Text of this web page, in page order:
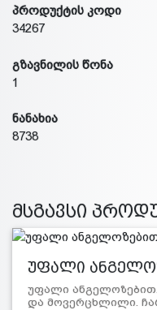
პროდუქტის კოდი
34267
გზავნილის წონა
1
ნანახია
8738
მსგავსი
უფალი
უფალი
და მოვერცხლილი.